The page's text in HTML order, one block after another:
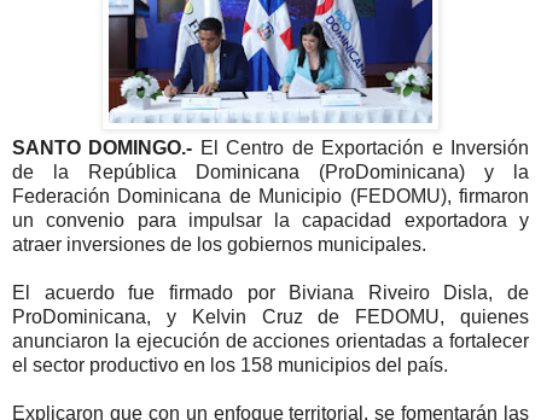
SANTO DOMINGO.- El Centro de Exportación e Inversión
de la República Dominicana (ProDominicana) y la
Federación Dominicana de Municipio (FEDOMU), firmaron
un convenio para impulsar la capacidad exportadora y
atraer inversiones de los gobiernos municipales.
El acuerdo fue firmado por Biviana Riveiro Disla, de
ProDominicana, y Kelvin Cruz de FEDOMU, quienes
anunciaron la ejecución de acciones orientadas a fortalecer
el sector productivo en los 158 municipios del país.
Explicaron que con un enfoque territorial, se fomentarán las